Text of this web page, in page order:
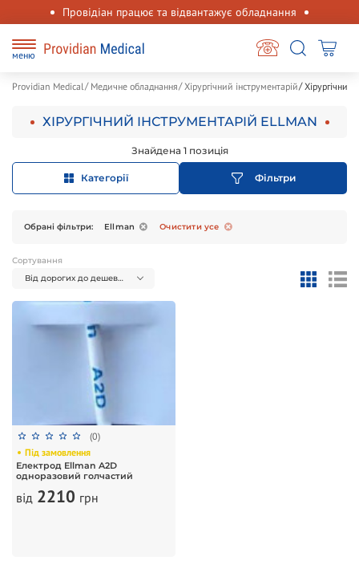
Провідіан працює та відвантажує обладнання
меню
Providian Medical Медичне обладнання Хірургічний інструментарій Хірургічний
ХІРУРГІЧНИЙ ІНСТРУМЕНТАРІЙ ELLMAN
Знайдена 1 позиція
Категорії Фільтри
Обрані фільтри: Ellman Очистити усе
Сортування
Від дорогих до дешевих
(0)
Під замовлення
Електрод Ellman A2D
одноразовий голчастий
від 2210 грн